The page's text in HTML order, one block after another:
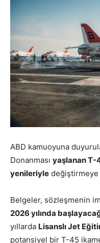
ABD kamuoyuna
Donanması yaşlanan T-
yenileriyle değiştirmeye
Belgeler, sözleşmenin
2026 yılında
yıllarda Lisanslı Jet
potansiyel bir T-45